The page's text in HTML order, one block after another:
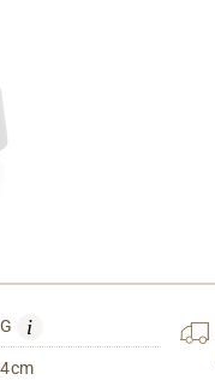
G i
4cm